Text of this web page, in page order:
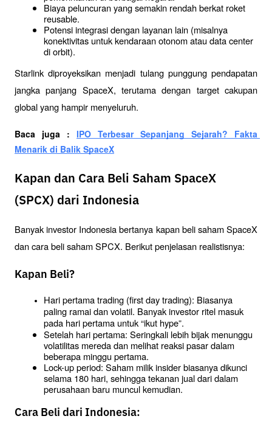
Biaya peluncuran yang semakin rendah berkat roket
reusable.
Potensi integrasi dengan layanan lain (misalnya
konektivitas untuk kendaraan otonom atau data center
di orbit).
Starlink diproyeksikan menjadi tulang punggung pendapatan
jangka panjang SpaceX, terutama dengan target cakupan
global yang hampir menyeluruh.
Baca juga : IPO Terbesar Sepanjang Sejarah? Fakta
Menarik di Balik SpaceX
Kapan dan Cara Beli Saham SpaceX
(SPCX) dari Indonesia
Banyak investor Indonesia bertanya kapan beli saham SpaceX
dan cara beli saham SPCX. Berikut penjelasan realistisnya:
Kapan Beli?
Hari pertama trading (first day trading): Biasanya
paling ramai dan volatil. Banyak investor ritel masuk
pada hari pertama untuk “ikut hype”.
Setelah hari pertama: Seringkali lebih bijak menunggu
volatilitas mereda dan melihat reaksi pasar dalam
beberapa minggu pertama.
Lock-up period: Saham milik insider biasanya dikunci
selama 180 hari, sehingga tekanan jual dari dalam
perusahaan baru muncul kemudian.
Cara Beli dari Indonesia: